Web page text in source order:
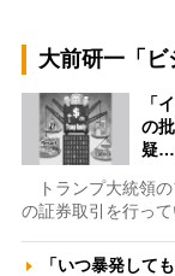
大前研一「
「
の
疑…
トランプ大統領の
の証券取引を行っ
「いつ暴発して